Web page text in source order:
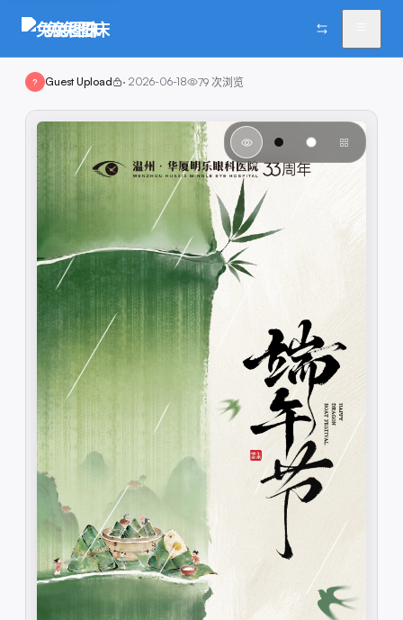
兔兔图床
? Guest Upload · 2026-06-18 79 次浏览